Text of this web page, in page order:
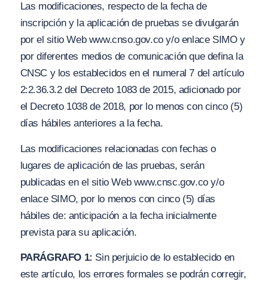
Las modificaciones, respecto de la fecha de
inscripción y la aplicación de pruebas se divulgarán
por el sitio Web www.cnso.gov.co y/o enlace SIMO y
por diferentes medios de comunicación que defina la
CNSC y los establecidos en el numeral 7 del artículo
2:2.36.3.2 del Decreto 1083 de 2015, adicionado por
el Decreto 1038 de 2018, por lo menos con cinco (5)
días hábiles anteriores a la fecha.
Las modificaciones relacionadas con fechas o
lugares de aplicación de las pruebas, serán
publicadas en el sitio Web www.cnsc.gov.coy/o
enlace SIMO, por lo menos con cinco (5) días
hábiles de: anticipación a la fecha inicialmente
prevista para su aplicación.
PARÁGRAFO 1: Sin perjuicio de lo establecido en
este artículo, los errores formales se podrán corregir,